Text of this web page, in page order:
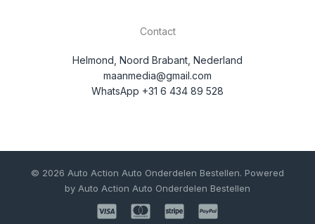
Contact
Helmond, Noord Brabant, Nederland
maanmedia@gmail.com
WhatsApp +31 6 434 89 528
© 2026 Auto Action Auto Onderdelen Bestellen. Powered
by Auto Action Auto Onderdelen Bestellen